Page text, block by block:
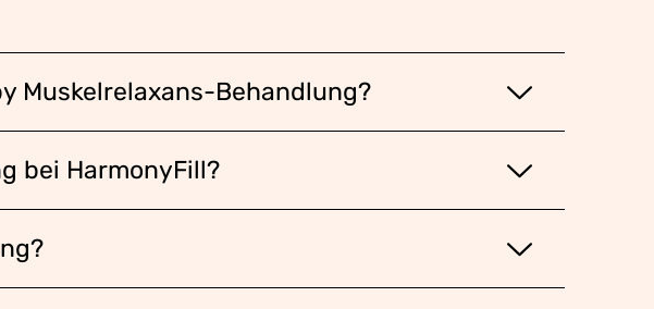
Muskelrelaxans-Behandlung?
bei HarmonyFill?